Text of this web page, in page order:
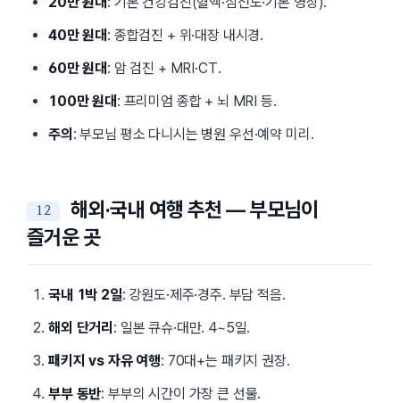
40만 원대 : 종합검진 + 위·대장 내시경.
60만 원대 : 암 검진 + MRI·CT.
100만 원대 : 프리미엄 종합 + 뇌 MRI 등.
주의 : 부모님 평소 다니시는 병원 우선·예약 미리.
해외·국내 여행 추천 — 부모님이
즐거운 곳
국내 1박 2일: 강원도·제주·경주. 부담 적음.
해외 단거리 : 일본 큐슈·대만. 4~5일.
패키지 vs 자유 여행: 70대+는 패키지 권장.
부부 동반: 부부의 시간이 가장 큰 선물.